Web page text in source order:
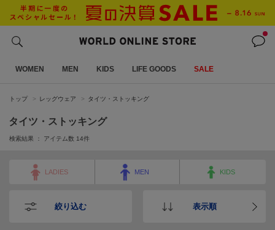
WOMEN MEN KIDS LIFE GOODS SALE
トップ レッグウェア タイツ・ストッキング
タイツ・ストッキング
検索結果 ： アイテム数 14件
LADIES MEN KIDS
絞り込む 表示順